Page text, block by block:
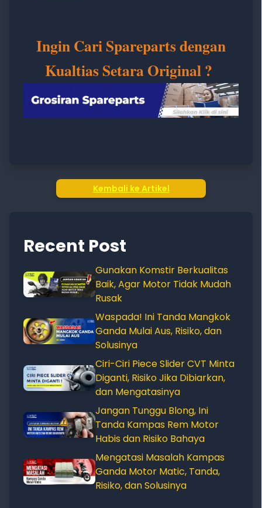
Ingin Cari Spareparts dengan
Kualtias Setara Original ?
Kembali ke Artikel
Recent Post
Gunakan Komstir Berkualitas
Baik, Agar Motor Tidak Mudah
Rusak
Waspada! Ini Tanda Mangkok
Ganda Mulai Aus, Risiko, dan
Solusinya
Ciri-Ciri Piece Slider CVT Minta
Diganti, Risiko Jika Dibiarkan,
dan Mengatasinya
Jangan Tunggu Blong, Ini
Tanda Kampas Rem Motor
Habis dan Risiko Bahaya
Mengatasi Masalah Kampas
Ganda Motor Matic, Tanda,
Risiko, dan Solusinya